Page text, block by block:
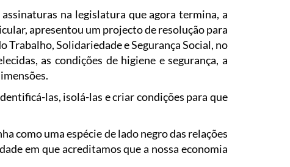
na legislatura que agora termina, a
apresentou um projecto de resolução para
Solidariedade e Segurança Social, no
as condições de higiene e segurança, a
las, isolá-las e criar condições para que
como uma espécie de lado negro das relações
em que acreditamos que a nossa economia